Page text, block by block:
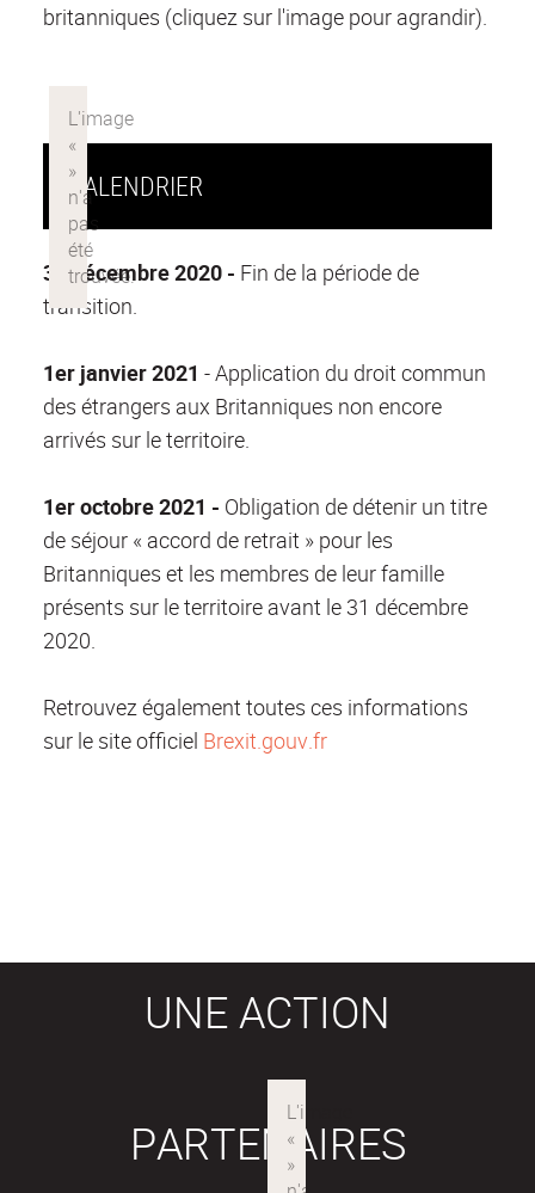
britanniques (cliquez sur l'image pour agrandir).
CALENDRIER
31 décembre 2020 - Fin de la période de
transition.
1er janvier 2021 - Application du droit commun
des étrangers aux Britanniques non encore
arrivés sur le territoire.
1er octobre 2021 - Obligation de détenir un titre
de séjour « accord de retrait » pour les
Britanniques et les membres de leur famille
présents sur le territoire avant le 31 décembre
2020.
Retrouvez également toutes ces informations
sur le site officiel Brexit.gouv.fr
UNE ACTION
PARTENAIRES